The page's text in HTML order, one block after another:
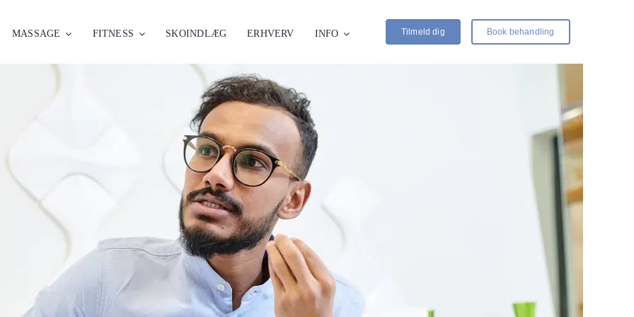
MASSAGE FITNESS SKOINDLÆG ERHVERV INFO Tilmeld dig Book behandling